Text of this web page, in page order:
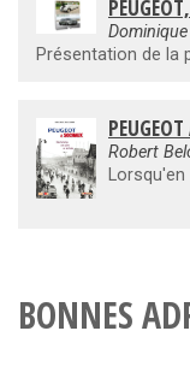
Robert
BONNES